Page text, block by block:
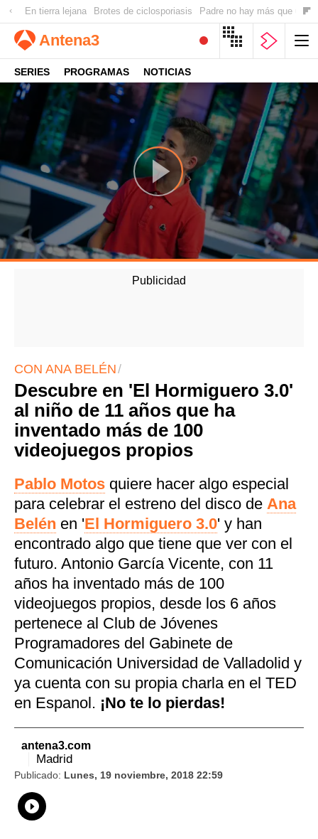
En tierra lejana Brotes de ciclosporiasis Padre no hay más que uno
Antena3
SERIES PROGRAMAS NOTICIAS
CON ANA BELÉN
Descubre en 'El Hormiguero 3.0'
al niño de 11 años que ha
inventado más de 100
videojuegos propios
Pablo Motos quiere hacer algo especial
para celebrar el estreno del disco de Ana
Belén en 'El Hormiguero 3.0' y han
encontrado algo que tiene que ver con el
futuro. Antonio García Vicente, con 11
años ha inventado más de 100
videojuegos propios, desde los 6 años
pertenece al Club de Jóvenes
Programadores del Gabinete de
Comunicación Universidad de Valladolid y
ya cuenta con su propia charla en el TED
en Espanol. ¡No te lo pierdas!
antena3.com
Madrid
Publicado: Lunes, 19 noviembre, 2018 22:59
Whatsapp
Compartir